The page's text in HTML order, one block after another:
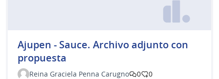
Ajupen - Sauce. Archivo adjunto con
propuesta
Reina Graciela Penna Carugno 0 0